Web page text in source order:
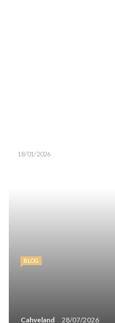
18/01/2026
BLOG
Cahveland 28/07/2026